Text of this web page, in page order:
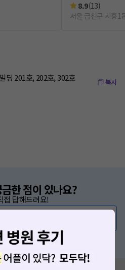
8.9(13)
서울 금천구 시흥1
딩 201호, 202호, 302호 복사
한 점이 있나요?
접 답해드려요!
에 다양한 게시글 보러가기